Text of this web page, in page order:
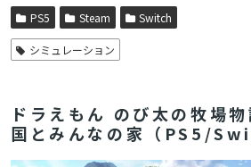
PS5 Steam Switch
シミュレーション
ドラえもん のび太の牧場
国とみんなの家（PS5/